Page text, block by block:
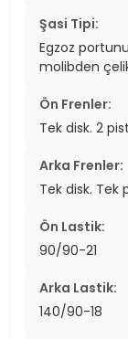
Şasi Tipi:
Egzoz
molibden
Ön Frenler:
Tek disk. 2
Arka Frenler:
Tek disk. Tek
Ön Lastik:
90/90-21
Arka Lastik:
140/90-18